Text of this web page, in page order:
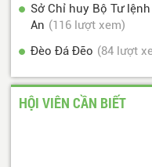
Sở Chỉ huy Bộ Tư
An (116 lượt xem)
Đèo Đá Đẽo (84 lượt
HỘI VIÊN CẦN BIẾT